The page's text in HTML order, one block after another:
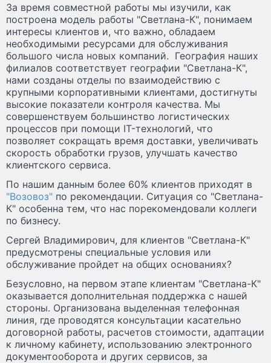
За время совместной работы мы изучили, как
построена модель работы "Светлана-К", понимаем
интересы клиентов и, что важно, обладаем
необходимыми ресурсами для обслуживания
большого числа новых компаний. География наших
филиалов соответствует географии "Светлана-К",
нами созданы отделы по взаимодействию с
крупными корпоративными клиентами, достигнуты
высокие показатели контроля качества. Мы
совершенствуем большинство логистических
процессов при помощи IT-технологий, что
позволяет сокращать время доставки, увеличивать
скорость обработки грузов, улучшать качество
клиентского сервиса.
По нашим данным более 60% клиентов приходят в
"Возовоз" по рекомендации. Ситуация со "Светлана-
К" особенна тем, что нас порекомендовали коллеги
по бизнесу.
Сергей Владимирович, для клиентов "Светлана-К"
предусмотрены специальные условия или
обслуживание пройдет на общих основаниях?
Безусловно, на первом этапе клиентам "Светлана-К"
оказывается дополнительная поддержка с нашей
стороны. Организована выделенная телефонная
линия, где проводятся консультации касательно
договорной работы, расчетов стоимости, адаптации
к личному кабинету, использованию электронного
документооборота и других сервисов, за